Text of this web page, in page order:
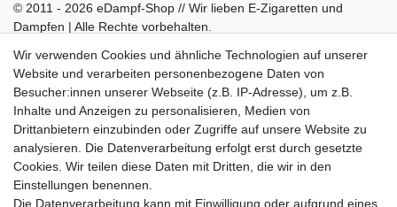
© 2011 - 2026 eDampf-Shop // Wir lieben E-Zigaretten und
Dampfen | Alle Rechte vorbehalten.
mit vielen spannenden Artikeln.
Bitte entschuldigen Sie, wenn wir telefonisch wegen hoher
betrieblicher Auslastung nicht erreichbar sein sollten.
Schreiben Sie uns gerne eine E-Mail mit Ihrer Telefonnummer
und der Bitte um Rückruf.
Wir rufen Sie schnellstmöglich zurück.
Wir verwenden Cookies und ähnliche Technologien auf unserer
Website und verarbeiten personenbezogene Daten von
Besucher:innen unserer Webseite (z.B. IP-Adresse), um z.B.
Inhalte und Anzeigen zu personalisieren, Medien von
Drittanbietern einzubinden oder Zugriffe auf unsere Website zu
analysieren. Die Datenverarbeitung erfolgt erst durch gesetzte
Cookies. Wir teilen diese Daten mit Dritten, die wir in den
Einstellungen benennen.
Die Datenverarbeitung kann mit Einwilligung oder aufgrund eines